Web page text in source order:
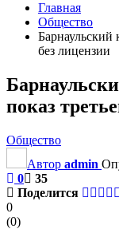
Главная
Общество
Барнаульский
без лицензии
показ
Общество
Автор admin
0
35
Поделится
0
(0)